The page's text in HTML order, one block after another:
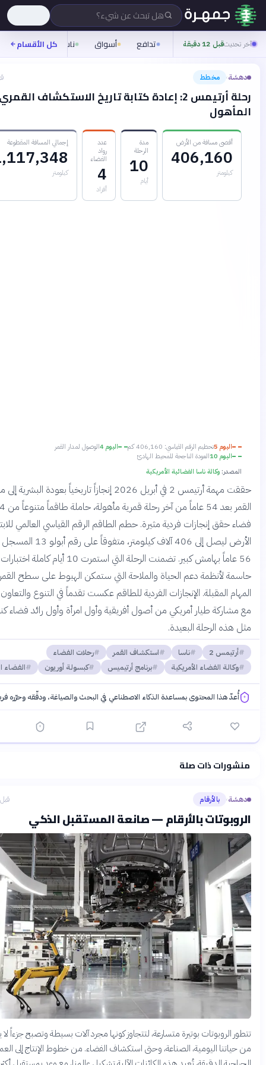
هل تبحث عن شيء؟
قبل 12 دقيقة تدافع أسواق ناس روح شيفرة كل الأقسام
مخطط
رحلة أرتيمس 2: إعادة كتابة تاريخ الاستكشاف القمري
مسافة من الأرض
مدة
الرحلة
10
عدد
رواد
الفضاء
4
إجمالي المسافة المقطوعة
1,117,348
كيلومتر
تحطيم الرقم القياسي: 406,160 كم اليوم 4 الوصول لمدار القمر
العودة الناجحة للمحيط الهادئ
وكالة ناسا الفضائية الأمريكية
حققت مهمة أرتيمس 2 في أبريل 2026 إنجازاً تاريخياً بعودة البشرية إلى محيط
القمر بعد 54 عاماً من آخر رحلة قمرية مأهولة، حاملة طاقماً متنوعاً من 4 رواد
إنجازات فردية مثيرة. حطم الطاقم الرقم القياسي العالمي للابتعاد عن
الأرض ليصل إلى 406 آلاف كيلومتر، متفوقاً على رقم أبولو 13 المسجل منذ
56 عاماً بهامش كبير. تضمنت الرحلة التي استمرت 10 أيام كاملة اختبارات
لأنظمة دعم الحياة والملاحة التي ستمكن الهبوط على سطح القمر في
المقبلة. الإنجازات الفردية للطاقم عكست تقدماً في التنوع والتعاون الدولي،
طيار أمريكي من أصول أفريقية وأول امرأة وأول رائد فضاء كندي في
الرحلة البعيدة.
2 ناسا استكشاف القمر
رحلات الفضاء
الفضاء الأمريكية
برنامج أرتيميس كبسولة أوريون الفضاء البعيد
هذا المحتوى بمساعدة الذكاء الاصطناعي في البحث والصياغة، ودقّقه وحرّره فريقنا.
المعرفية·سياسة الذكاء الاصطناعي
ذات صلة
بالأرقام
بالأرقام — صانعة المستقبل الذكي
بوتيرة متسارعة، لتتجاوز كونها مجرد آلات بسيطة وتصبح جزءاً لا يتجزأ
اليومية، الصناعة، وحتى استكشاف الفضاء. من خطوط الإنتاج إلى العمليات